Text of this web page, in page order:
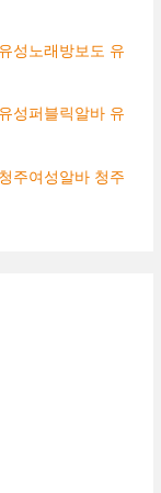
성노래방보도 유
성퍼블릭알바 유
주여성알바 청주